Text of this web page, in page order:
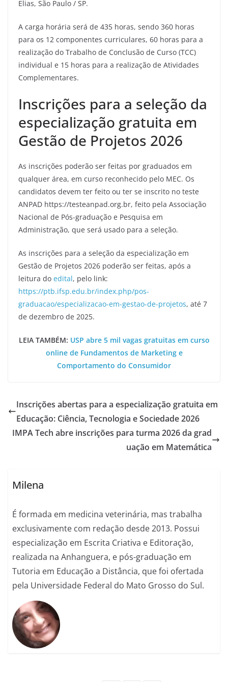
Elias, São Paulo / SP.
A carga horária será de 435 horas, sendo 360 horas
para os 12 componentes curriculares, 60 horas para a
realização do Trabalho de Conclusão de Curso (TCC)
individual e 15 horas para a realização de Atividades
Complementares.
Inscrições para a seleção da
especialização gratuita em
Gestão de Projetos 2026
As inscrições poderão ser feitas por graduados em
qualquer área, em curso reconhecido pelo MEC. Os
candidatos devem ter feito ou ter se inscrito no teste
ANPAD https://testeanpad.org.br, feito pela Associação
Nacional de Pós-graduação e Pesquisa em
Administração, que será usado para a seleção.
As inscrições para a seleção da especialização em
Gestão de Projetos 2026 poderão ser feitas, após a
leitura do edital, pelo link:
https://ptb.ifsp.edu.br/index.php/pos-
graduacao/especializacao-em-gestao-de-projetos, até 7
de dezembro de 2025.
LEIA TAMBÉM: USP abre 5 mil vagas gratuitas em curso
online de Fundamentos de Marketing e
Comportamento do Consumidor
Inscrições abertas para a especialização gratuita em
Educação: Ciência, Tecnologia e Sociedade 2026
IMPA Tech abre inscrições para turma 2026 da grad
uação em Matemática
Milena
É formada em medicina veterinária, mas trabalha
exclusivamente com redação desde 2013. Possui
especialização em Escrita Criativa e Editoração,
realizada na Anhanguera, e pós-graduação em
Tutoria em Educação a Distância, que foi ofertada
pela Universidade Federal do Mato Grosso do Sul.